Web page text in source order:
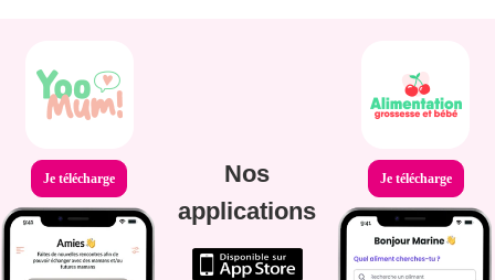
Je télécharge
Nos
applications
Je télécharge